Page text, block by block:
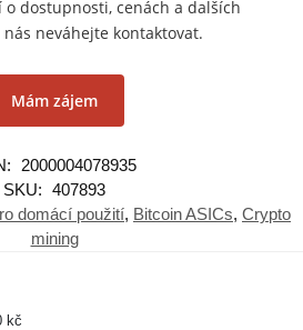
o dostupnosti, cenách a dalších
neváhejte kontaktovat.
Mám zájem
2000004078935
SKU: 407893
domácí použití, Bitcoin ASICs, Crypto
mining
kč